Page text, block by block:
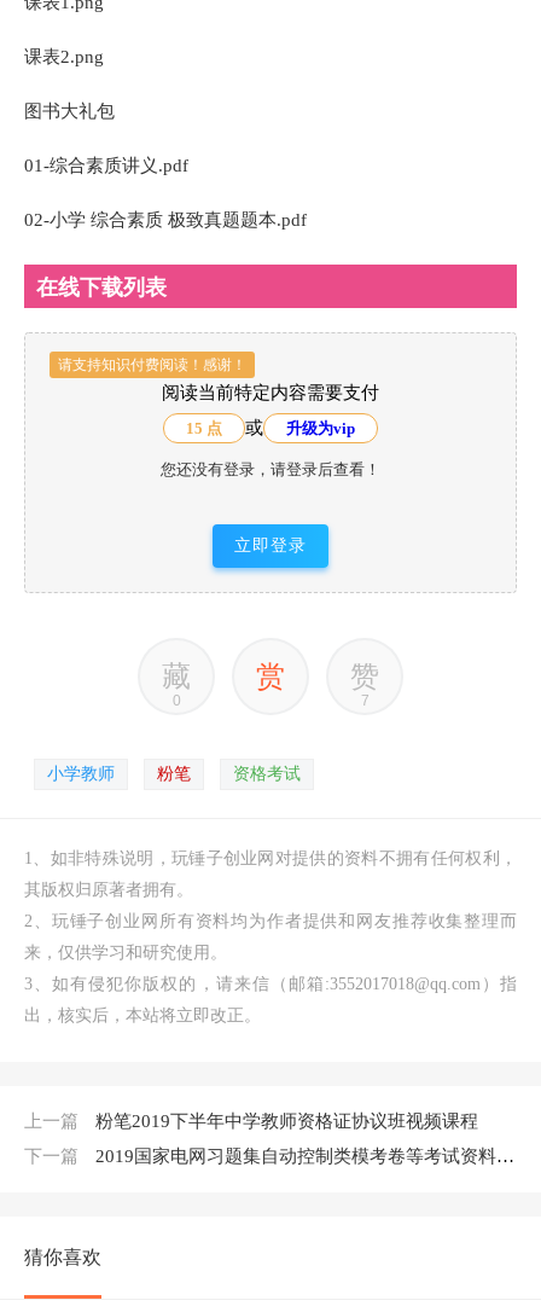
课表2.png
图书大礼包
01-综合素质讲义.pdf
02-小学 综合素质 极致真题题本.pdf
在线下载列表
请支持知识付费阅读！感谢！
阅读当前特定内容需要支付
15 点 或 升级为vip
您还没有登录，请登录后查看！
立即登录
藏
0
赏 赞
7
小学教师 粉笔 资格考试
1、如非特殊说明，玩锤子创业网对提供的资料不拥有任何权利，
其版权归原著者拥有。
2、玩锤子创业网所有资料均为作者提供和网友推荐收集整理而
来，仅供学习和研究使用。
3、如有侵犯你版权的，请来信（邮箱:3552017018@qq.com）指
出，核实后，本站将立即改正。
上一篇
粉笔2019下半年中学教师资格证协议班视频课程
下一篇
2019国家电网习题集自动控制类模考卷等考试资料大合集
猜你喜欢